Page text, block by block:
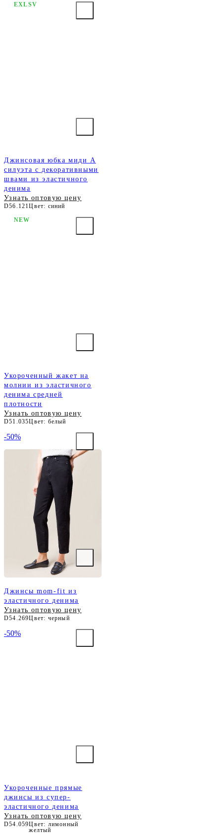
Джинсовая юбка миди А
силуэта с декоративными
швами из эластичного
денима
Узнать оптовую цену
D56.121Цвет: синий
EXLSV
Укороченный жакет на
молнии из эластичного
денима средней
плотности
Узнать оптовую цену
D51.035Цвет: белый
NEW
Джинсы mom-fit из
эластичного денима
Узнать оптовую цену
D54.269Цвет: черный
-50%
Укороченные прямые
джинсы из супер-
эластичного денима
Узнать оптовую цену
D54.059Цвет: лимонный
желтый
-50%